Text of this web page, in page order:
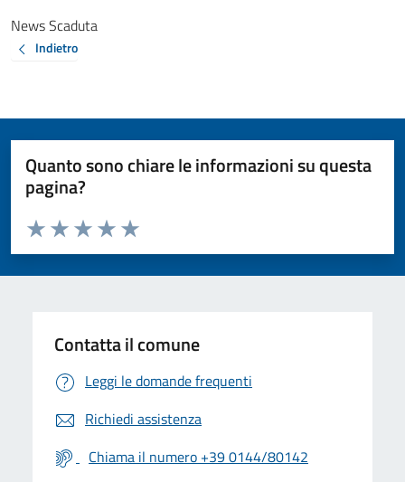
News Scaduta
Indietro
Quanto sono chiare le informazioni su questa
pagina?
Valuta da 1 a 5 stelle la pagina
Valuta 5 stelle su 5
Valuta 4 stelle su 5
Valuta 3 stelle su 5
Valuta 2 stelle su 5
Valuta 1 stelle su 5
Contatta il comune
Leggi le domande frequenti
Richiedi assistenza
Chiama il numero +39 0144/80142